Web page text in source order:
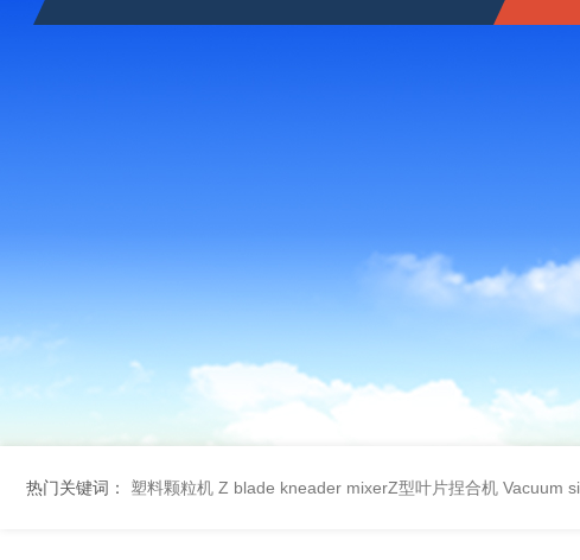
热门关键词： 塑料颗粒机 Z blade kneader mixerZ型叶片捏合机 Vacuum